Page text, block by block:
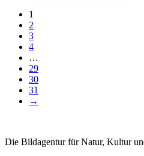
1
2
3
4
…
29
30
31
→
Die Bildagentur für Natur, Kultur